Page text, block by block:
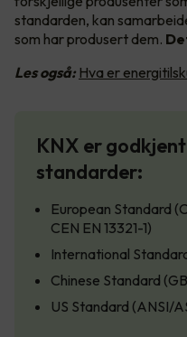
standarden, kan
som har produsert dem.
Les også: Hva er
KNX er
standarder:
European Standard
CEN EN 13321-1)
International
Chinese Standard
US Standard (ANSI/